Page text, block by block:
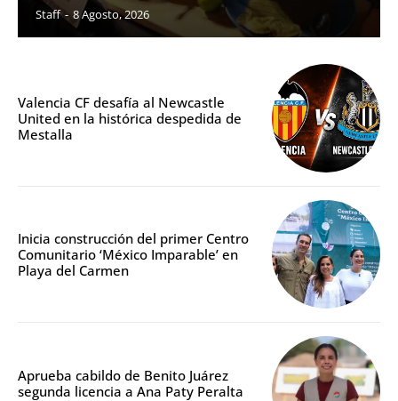
Staff - 8 Agosto, 2026
Valencia CF desafía al Newcastle
United en la histórica despedida de
Mestalla
Inicia construcción del primer Centro
Comunitario ‘México Imparable’ en
Playa del Carmen
Aprueba cabildo de Benito Juárez
segunda licencia a Ana Paty Peralta